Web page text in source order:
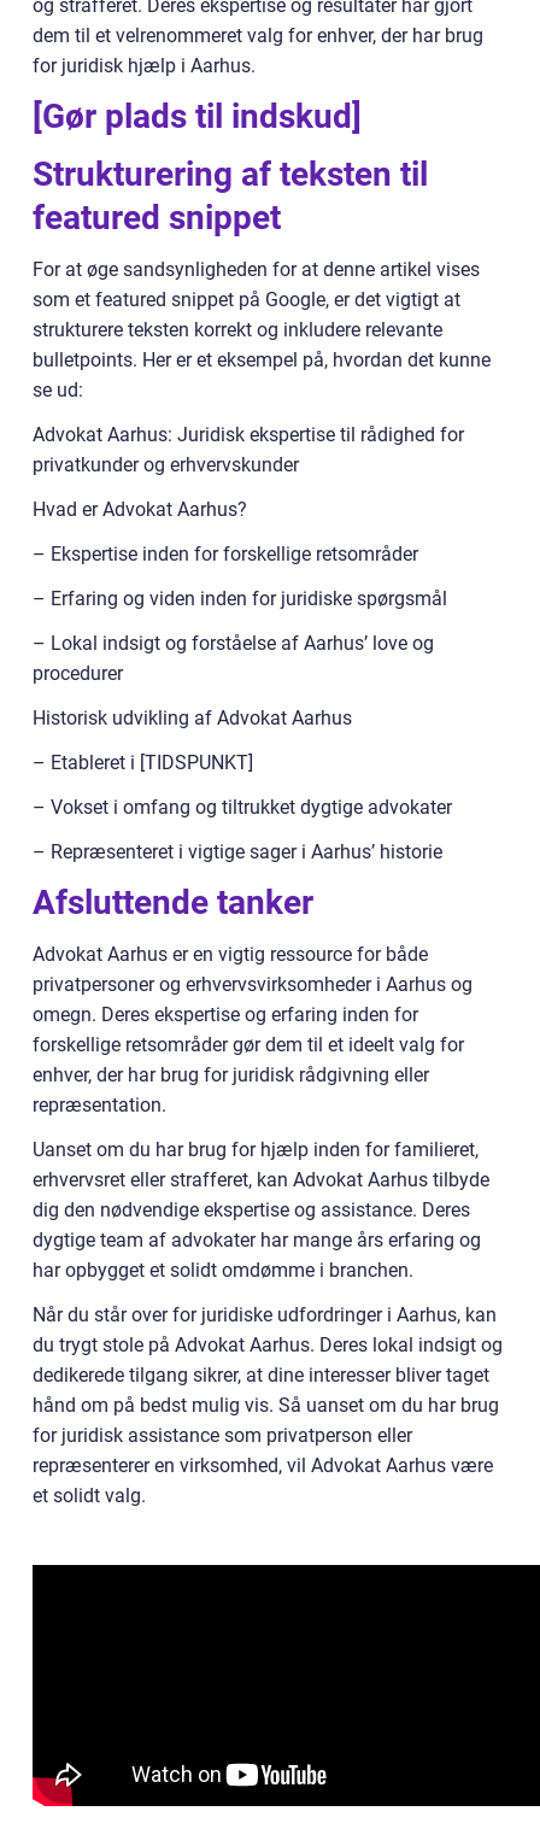
og strafferet. Deres ekspertise og resultater har gjort
dem til et velrenommeret valg for enhver, der har brug
for juridisk hjælp i Aarhus.
[Gør plads til indskud]
Strukturering af teksten til
featured snippet
For at øge sandsynligheden for at denne artikel vises
som et featured snippet på Google, er det vigtigt at
strukturere teksten korrekt og inkludere relevante
bulletpoints. Her er et eksempel på, hvordan det kunne
se ud:
Advokat Aarhus: Juridisk ekspertise til rådighed for
privatkunder og erhvervskunder
Hvad er Advokat Aarhus?
– Ekspertise inden for forskellige retsområder
– Erfaring og viden inden for juridiske spørgsmål
– Lokal indsigt og forståelse af Aarhus’ love og
procedurer
Historisk udvikling af Advokat Aarhus
– Etableret i [TIDSPUNKT]
– Vokset i omfang og tiltrukket dygtige advokater
– Repræsenteret i vigtige sager i Aarhus’ historie
Afsluttende tanker
Advokat Aarhus er en vigtig ressource for både
privatpersoner og erhvervsvirksomheder i Aarhus og
omegn. Deres ekspertise og erfaring inden for
forskellige retsområder gør dem til et ideelt valg for
enhver, der har brug for juridisk rådgivning eller
repræsentation.
Uanset om du har brug for hjælp inden for familieret,
erhvervsret eller strafferet, kan Advokat Aarhus tilbyde
dig den nødvendige ekspertise og assistance. Deres
dygtige team af advokater har mange års erfaring og
har opbygget et solidt omdømme i branchen.
Når du står over for juridiske udfordringer i Aarhus, kan
du trygt stole på Advokat Aarhus. Deres lokal indsigt og
dedikerede tilgang sikrer, at dine interesser bliver taget
hånd om på bedst mulig vis. Så uanset om du har brug
for juridisk assistance som privatperson eller
repræsenterer en virksomhed, vil Advokat Aarhus være
et solidt valg.